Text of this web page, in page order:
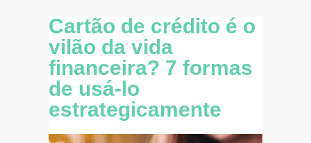
Cartão de crédito é o
vilão da vida
financeira? 7 formas
de usá-lo
estrategicamente